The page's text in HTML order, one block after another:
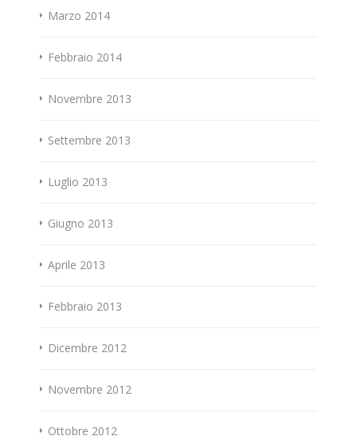
Marzo 2014
Febbraio 2014
Novembre 2013
Settembre 2013
Luglio 2013
Giugno 2013
Aprile 2013
Febbraio 2013
Dicembre 2012
Novembre 2012
Ottobre 2012